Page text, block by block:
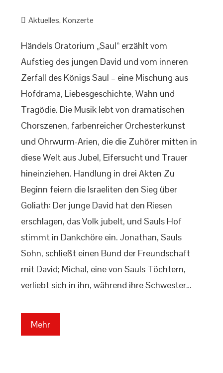
Aktuelles,Konzerte
Händels Oratorium „Saul“ erzählt vom
Aufstieg des jungen David und vom inneren
Zerfall des Königs Saul – eine Mischung aus
Hofdrama, Liebesgeschichte, Wahn und
Tragödie. Die Musik lebt von dramatischen
Chorszenen, farbenreicher Orchesterkunst
und Ohrwurm-Arien, die die Zuhörer mitten in
diese Welt aus Jubel, Eifersucht und Trauer
hineinziehen. Handlung in drei Akten Zu
Beginn feiern die Israeliten den Sieg über
Goliath: Der junge David hat den Riesen
erschlagen, das Volk jubelt, und Sauls Hof
stimmt in Dankchöre ein. Jonathan, Sauls
Sohn, schließt einen Bund der Freundschaft
mit David; Michal, eine von Sauls Töchtern,
verliebt sich in ihn, während ihre Schwester…
Mehr